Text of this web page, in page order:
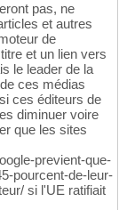
pas, ne
et autres
de
et un lien vers
le leader de la
ces médias
ces éditeurs de
diminuer voire
que les sites
previent-que-
pourcent-de-leur-
si l'UE ratifiait